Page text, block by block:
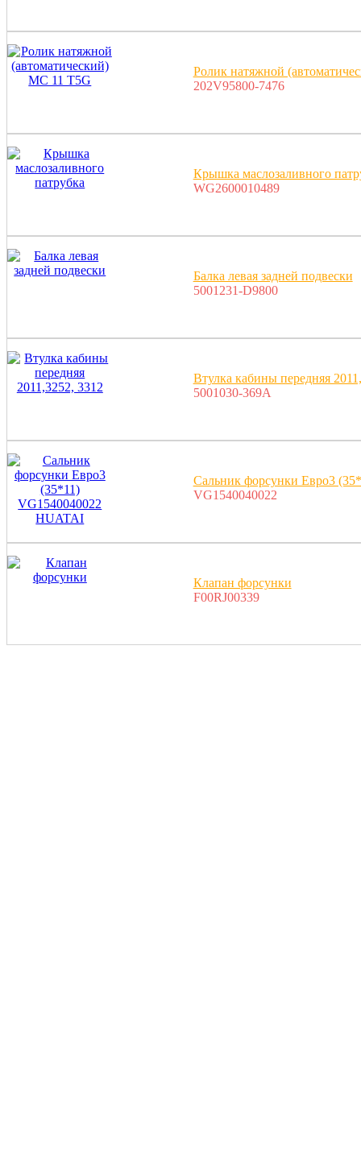
Ролик натяжной
202V95800-7476
Крышка маслозаливного
WG2600010489
Балка левая задней подвески
5001231-D9800
Втулка кабины передняя
5001030-369A
Сальник форсунки Евро3
VG1540040022
Клапан форсунки
F00RJ00339